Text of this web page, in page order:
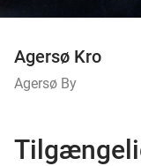
Agersø Kro
Agersø By